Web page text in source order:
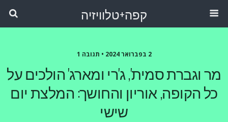
קפה+טלוויזיה
2 בפברואר 2024 • תגובה 1
מר וגברת סמית', ג'רי ומארג' הולכים על
כל הקופה, אוריון והחושך: המלצת יום
שישי